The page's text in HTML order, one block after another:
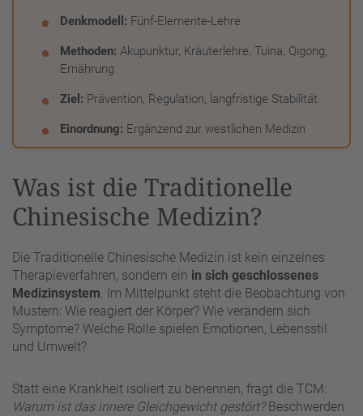
Denkmodell: Fünf-Elemente-Lehre
Methoden: Akupunktur, Kräuterlehre, Tuina, Qigong,
Ernährung
Ziel: Prävention, Regulation, langfristige Stabilität
Einordnung: Ergänzend zur westlichen Medizin
Was ist die Traditionelle
Chinesische Medizin?
Die Traditionelle Chinesische Medizin ist kein einzelnes
Therapieverfahren, sondern ein in sich geschlossenes
Medizinsystem. Im Mittelpunkt steht die Beobachtung von
Mustern: Wie reagiert der Körper? Wie verändern sich
Symptome? Welche Rolle spielen Emotionen, Lebensstil
und Umwelt?
Statt eine Krankheit isoliert zu benennen, fragt die TCM:
Warum ist das innere Gleichgewicht gestört?Beschwerden